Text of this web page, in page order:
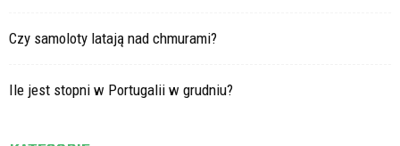
Czy samoloty latają nad chmurami?
Ile jest stopni w Portugalii w grudniu?